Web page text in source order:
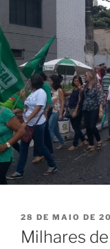
PUBLICADO
EM
28 DE MAIO DE
Milhares